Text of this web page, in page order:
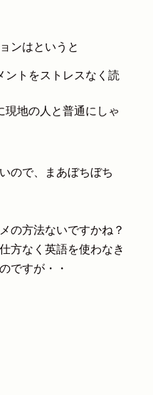
ンはというと
ントをストレスなく読
現地の人と普通にしゃ
ので、まあぼちぼち
の方法ないですかね？
方なく英語を使わなき
ですが・・